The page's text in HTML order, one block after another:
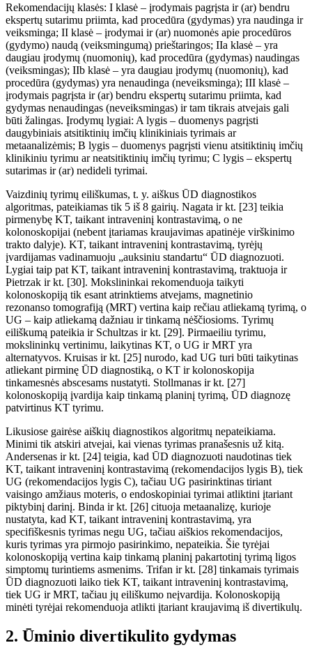
Rekomendacijų klasės: I klasė – įrodymais pagrįsta ir (ar) bendru
ekspertų sutarimu priimta, kad procedūra (gydymas) yra naudinga ir
veiksminga; II klasė – įrodymai ir (ar) nuomonės apie procedūros
(gydymo) naudą (veiksmingumą) prieštaringos; IIa klasė – yra
daugiau įrodymų (nuomonių), kad procedūra (gydymas) naudingas
(veiksmingas); IIb klasė – yra daugiau įrodymų (nuomonių), kad
procedūra (gydymas) yra nenaudinga (neveiksminga); III klasė –
įrodymais pagrįsta ir (ar) bendru ekspertų sutarimu priimta, kad
gydymas nenaudingas (neveiksmingas) ir tam tikrais atvejais gali
būti žalingas. Įrodymų lygiai: A lygis – duomenys pagrįsti
daugybiniais atsitiktinių imčių klinikiniais tyrimais ar
metaanalizėmis; B lygis – duomenys pagrįsti vienu atsitiktinių imčių
klinikiniu tyrimu ar neatsitiktinių imčių tyrimu; C lygis – ekspertų
sutarimas ir (ar) nedideli tyrimai.
Vaizdinių tyrimų eiliškumas, t. y. aiškus ŪD diagnostikos
algoritmas, pateikiamas tik 5 iš 8 gairių. Nagata ir kt. [23] teikia
pirmenybę KT, taikant intraveninį kontrastavimą, o ne
kolonoskopijai (nebent įtariamas kraujavimas apatinėje virškinimo
trakto dalyje). KT, taikant intraveninį kontrastavimą, tyrėjų
įvardijamas vadinamuoju „auksiniu standartu“ ŪD diagnozuoti.
Lygiai taip pat KT, taikant intraveninį kontrastavimą, traktuoja ir
Pietrzak ir kt. [30]. Mokslininkai rekomenduoja taikyti
kolonoskopiją tik esant atrinktiems atvejams, magnetinio
rezonanso tomografiją (MRT) vertina kaip rečiau atliekamą tyrimą, o
UG – kaip atliekamą dažniau ir tinkamą nėščiosioms. Tyrimų
eiliškumą pateikia ir Schultzas ir kt. [29]. Pirmaeiliu tyrimu,
mokslininkų vertinimu, laikytinas KT, o UG ir MRT yra
alternatyvos. Kruisas ir kt. [25] nurodo, kad UG turi būti taikytinas
atliekant pirminę ŪD diagnostiką, o KT ir kolonoskopija
tinkamesnės abscesams nustatyti. Stollmanas ir kt. [27]
kolonoskopiją įvardija kaip tinkamą planinį tyrimą, ŪD diagnozę
patvirtinus KT tyrimu.
Likusiose gairėse aiškių diagnostikos algoritmų nepateikiama.
Minimi tik atskiri atvejai, kai vienas tyrimas pranašesnis už kitą.
Andersenas ir kt. [24] teigia, kad ŪD diagnozuoti naudotinas tiek
KT, taikant intraveninį kontrastavimą (rekomendacijos lygis B), tiek
UG (rekomendacijos lygis C), tačiau UG pasirinktinas tiriant
vaisingo amžiaus moteris, o endoskopiniai tyrimai atliktini įtariant
piktybinį darinį. Binda ir kt. [26] cituoja metaanalizę, kurioje
nustatyta, kad KT, taikant intraveninį kontrastavimą, yra
specifiškesnis tyrimas negu UG, tačiau aiškios rekomendacijos,
kuris tyrimas yra pirmojo pasirinkimo, nepateikia. Šie tyrėjai
kolonoskopiją vertina kaip tinkamą planinį pakartotinį tyrimą ligos
simptomų turintiems asmenims. Trifan ir kt. [28] tinkamais tyrimais
ŪD diagnozuoti laiko tiek KT, taikant intraveninį kontrastavimą,
tiek UG ir MRT, tačiau jų eiliškumo neįvardija. Kolonoskopiją
minėti tyrėjai rekomenduoja atlikti įtariant kraujavimą iš divertikulų.
2. Ūminio divertikulito gydymas